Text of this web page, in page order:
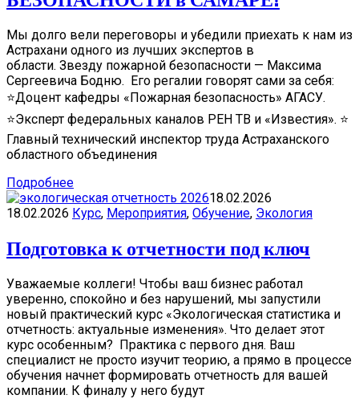
Мы долго вели переговоры и убедили приехать к нам из
Астрахани одного из лучших экспертов в
области. Звезду пожарной безопасности — Максима
Сергеевича Бодню. Его регалии говорят сами за себя: ️
⭐Доцент кафедры «Пожарная безопасность» АГАСУ.️
️⭐Эксперт федеральных каналов РЕН ТВ и «Известия».️️ ⭐
Главный технический инспектор труда Астраханского
областного объединения
Подробнее
18.02.2026
18.02.2026 Курс, Мероприятия, Обучение, Экология
Подготовка к отчетности под ключ
Уважаемые коллеги! Чтобы ваш бизнес работал
уверенно, спокойно и без нарушений, мы запустили
новый практический курс «Экологическая статистика и
отчетность: актуальные изменения». Что делает этот
курс особенным? Практика с первого дня. Ваш
специалист не просто изучит теорию, а прямо в процессе
обучения начнет формировать отчетность для вашей
компании. К финалу у него будут